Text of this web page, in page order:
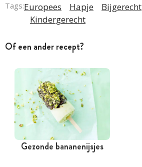
Tags:Europees Hapje Bijgerecht
Kindergerecht
Of een ander recept?
Gezonde bananenijsjes